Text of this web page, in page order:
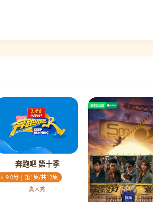
奔跑吧 第十季
⭐ 9.0分 | 第1集/共12集
真人秀